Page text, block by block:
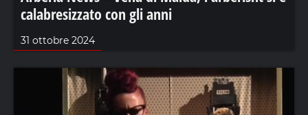
calabresizzato con gli anni
31 ottobre 2024